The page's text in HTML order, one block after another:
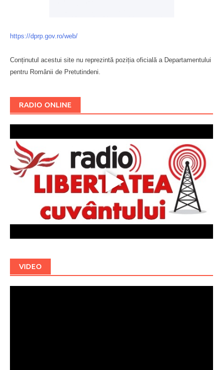
https://dprp.gov.ro/web/
Conținutul acestui site nu reprezintă poziția oficială a Departamentului
pentru Românii de Pretutindeni.
RADIO ONLINE
VIDEO